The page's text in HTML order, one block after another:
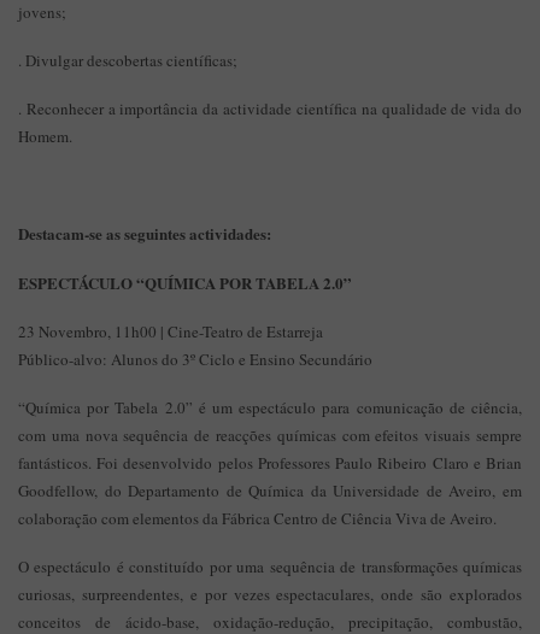
jovens;
. Divulgar descobertas científicas;
. Reconhecer a importância da actividade científica na qualidade de vida do
Homem.
Destacam-se as seguintes actividades:
ESPECTÁCULO “QUÍMICA POR TABELA 2.0”
23 Novembro, 11h00 | Cine-Teatro de Estarreja
Público-alvo: Alunos do 3º Ciclo e Ensino Secundário
“Química por Tabela 2.0” é um espectáculo para comunicação de ciência,
com uma nova sequência de reacções químicas com efeitos visuais sempre
fantásticos. Foi desenvolvido pelos Professores Paulo Ribeiro Claro e Brian
Goodfellow, do Departamento de Química da Universidade de Aveiro, em
colaboração com elementos da Fábrica Centro de Ciência Viva de Aveiro.
O espectáculo é constituído por uma sequência de transformações químicas
curiosas, surpreendentes, e por vezes espectaculares, onde são explorados
conceitos de ácido-base, oxidação-redução, precipitação, combustão,